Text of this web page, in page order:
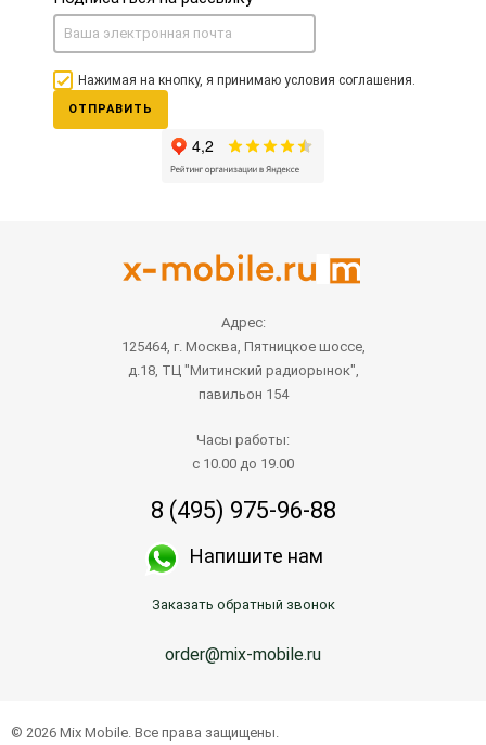
Нажимая на кнопку, я принимаю условия соглашения.
ОТПРАВИТЬ
Адрес:
125464, г. Москва, Пятницкое шоссе,
д.18, ТЦ "Митинский радиорынок",
павильон 154
Часы работы:
с 10.00 до 19.00
8 (495) 975-96-88
Напишите нам
Заказать обратный звонок
order@mix-mobile.ru
© 2026 Mix Mobile. Все права защищены.